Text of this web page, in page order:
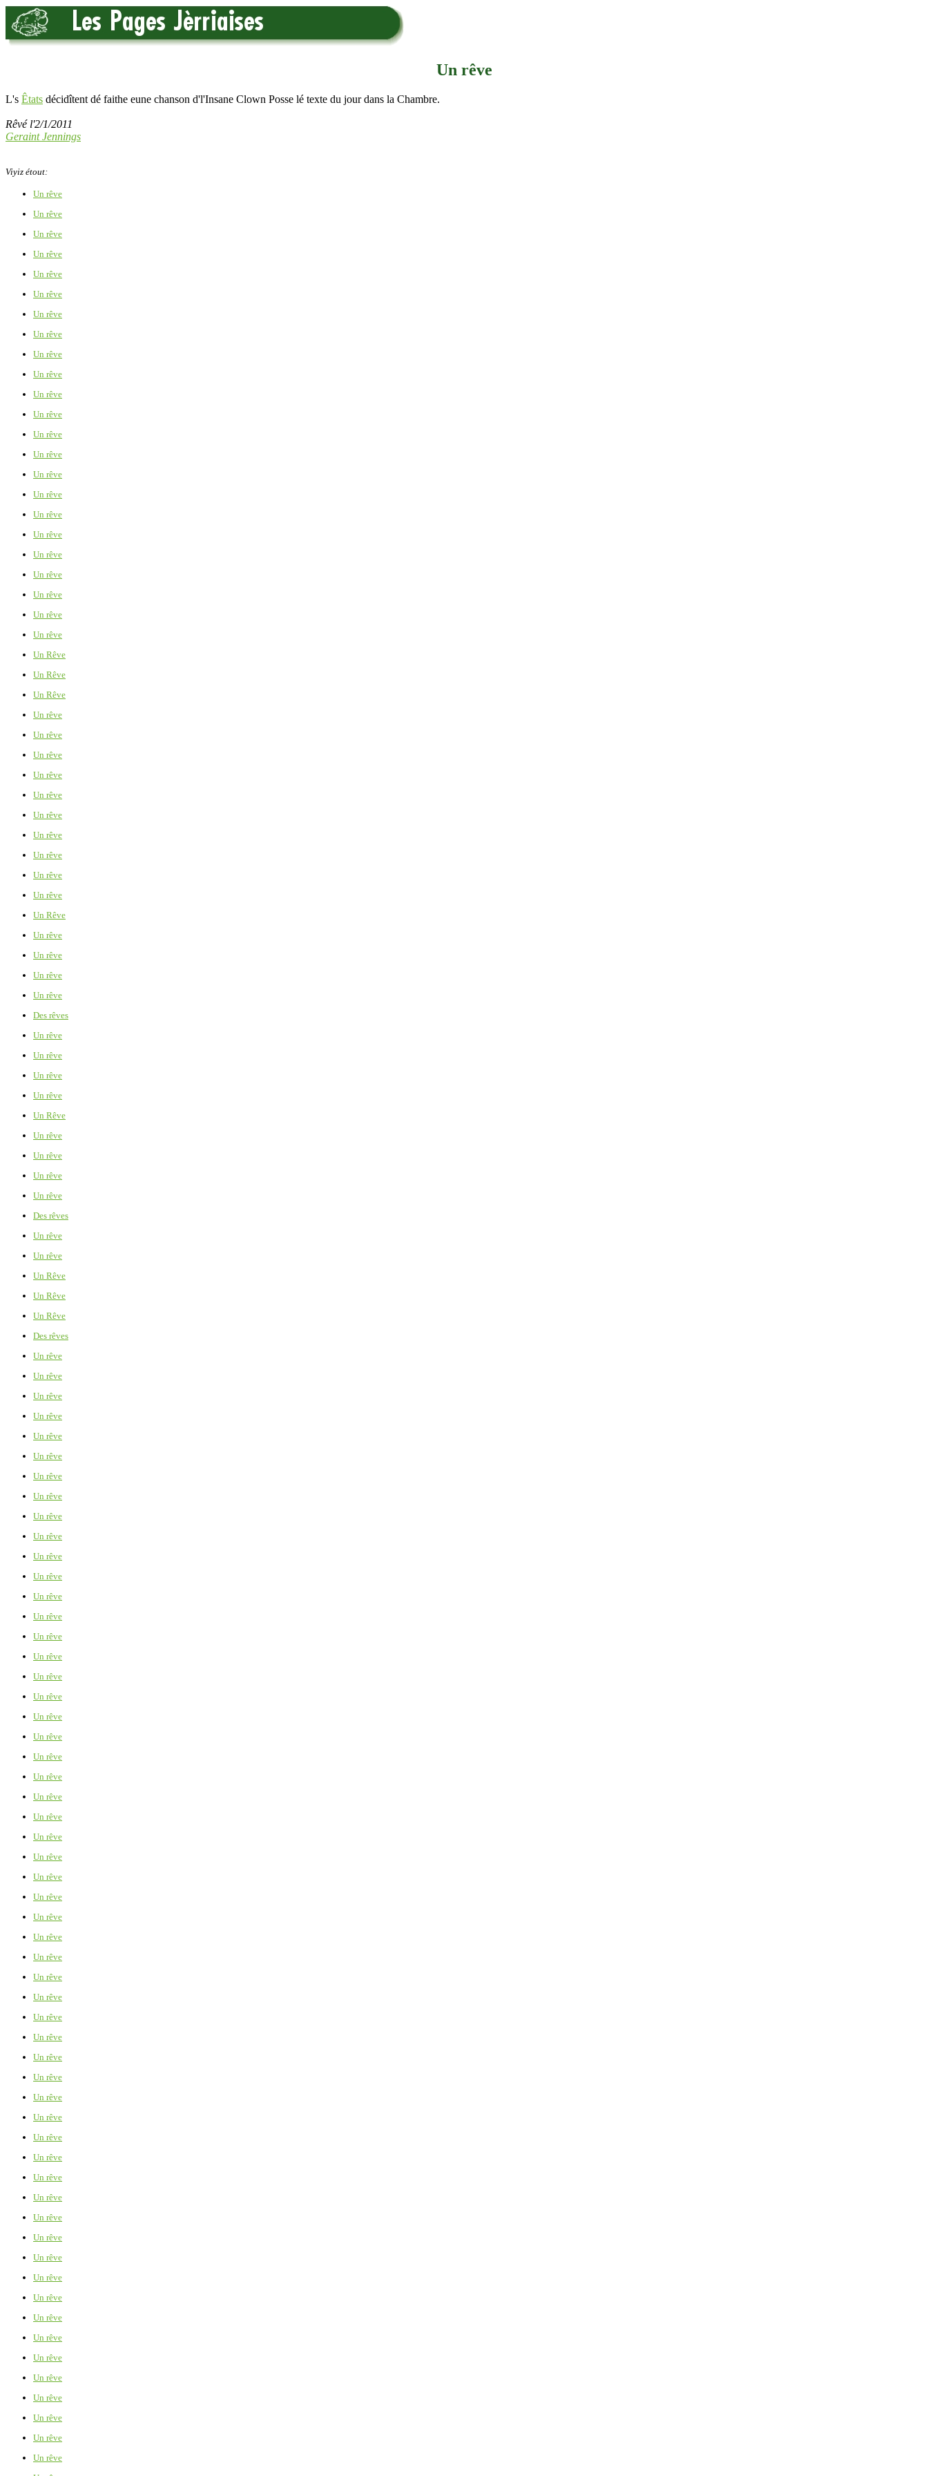
Un rêve
L's Êtats décidîtent dé faithe eune chanson d'l'Insane Clown Posse lé texte du jour dans la Chambre.
Rêvé l'2/1/2011
Geraint Jennings
Viyiz étout:
Un rêve
Un rêve
Un rêve
Un rêve
Un rêve
Un rêve
Un rêve
Un rêve
Un rêve
Un rêve
Un rêve
Un rêve
Un rêve
Un rêve
Un rêve
Un rêve
Un rêve
Un rêve
Un rêve
Un rêve
Un rêve
Un rêve
Un rêve
Un Rêve
Un Rêve
Un Rêve
Un rêve
Un rêve
Un rêve
Un rêve
Un rêve
Un rêve
Un rêve
Un rêve
Un rêve
Un rêve
Un Rêve
Un rêve
Un rêve
Un rêve
Un rêve
Des rêves
Un rêve
Un rêve
Un rêve
Un rêve
Un Rêve
Un rêve
Un rêve
Un rêve
Un rêve
Des rêves
Un rêve
Un rêve
Un Rêve
Un Rêve
Un Rêve
Des rêves
Un rêve
Un rêve
Un rêve
Un rêve
Un rêve
Un rêve
Un rêve
Un rêve
Un rêve
Un rêve
Un rêve
Un rêve
Un rêve
Un rêve
Un rêve
Un rêve
Un rêve
Un rêve
Un rêve
Un rêve
Un rêve
Un rêve
Un rêve
Un rêve
Un rêve
Un rêve
Un rêve
Un rêve
Un rêve
Un rêve
Un rêve
Un rêve
Un rêve
Un rêve
Un rêve
Un rêve
Un rêve
Un rêve
Un rêve
Un rêve
Un rêve
Un rêve
Un rêve
Un rêve
Un rêve
Un rêve
Un rêve
Un rêve
Un rêve
Un rêve
Un rêve
Un rêve
Un rêve
Un rêve
Un rêve
Un rêve